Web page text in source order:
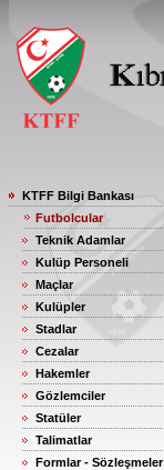
KTFF Bilgi Bankası
Futbolcular
Teknik Adamlar
Kulüp Personeli
Maçlar
Kulüpler
Stadlar
Cezalar
Hakemler
Gözlemciler
Statüler
Talimatlar
Formlar - Sözleşmeler